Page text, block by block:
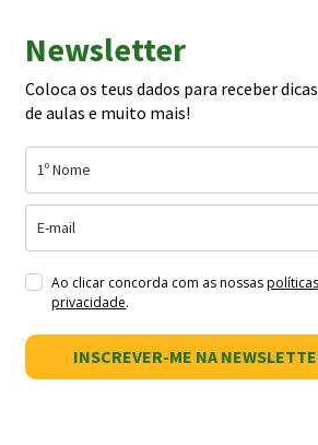
Newsletter
Coloca os teus dados para receber
de aulas e muito mais!
Ao clicar concorda com as nossas
privacidade.
INSCREVER-ME NA